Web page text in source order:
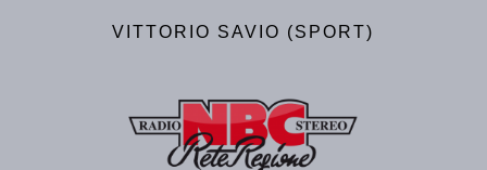
VITTORIO SAVIO (SPORT)